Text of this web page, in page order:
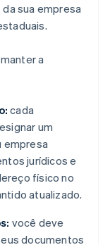
sua empresa
a
cada
um
empresa
jurídicos e
físico no
atualizado.
você deve
documentos